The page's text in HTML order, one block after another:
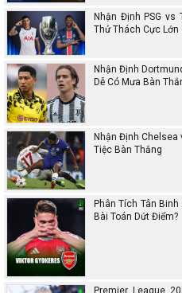
Nhận Định PSG
Thử Thách Cực Lớn
Nhận Định
Dễ Có Mưa Bàn
Nhận Định Chelsea
Tiệc Bàn Thắng
Phân Tích Tân
Bài Toán Dứt Điểm?